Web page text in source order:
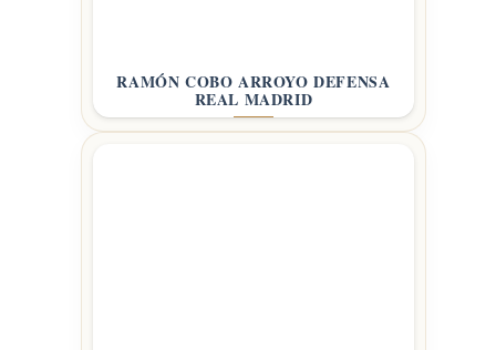
RAMÓN COBO ARROYO DEFENSA
REAL MADRID